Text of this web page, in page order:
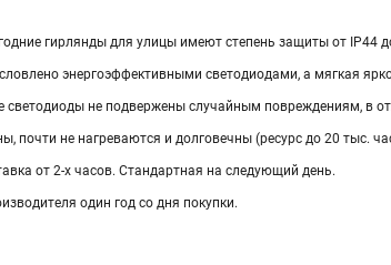
гирлянды для улицы имеют степень защиты от IP44
энергоэффективными светодиодами, а мягкая
светодиоды не подвержены случайным повреждениям, в
почти не нагреваются и долговечны (ресурс до 20 тыс.
от 2-х часов. Стандартная на следующий день.
один год со дня покупки.